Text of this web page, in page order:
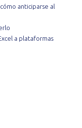
anticiparse al
a plataformas